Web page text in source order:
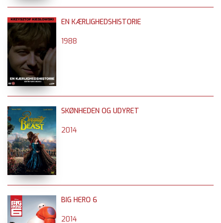
EN KÆRLIGHEDSHISTORIE
1988
SKØNHEDEN OG UDYRET
2014
BIG HERO 6
2014